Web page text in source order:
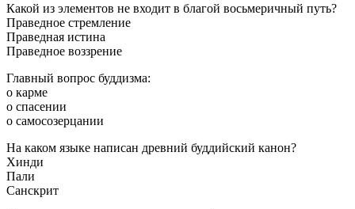
Какой из элементов не входит в благой восьмеричный путь?
Праведное стремление
Праведная истина
Праведное воззрение
Главный вопрос буддизма:
о карме
о спасении
о самосозерцании
На каком языке написан древний буддийский канон?
Хинди
Пали
Санскрит